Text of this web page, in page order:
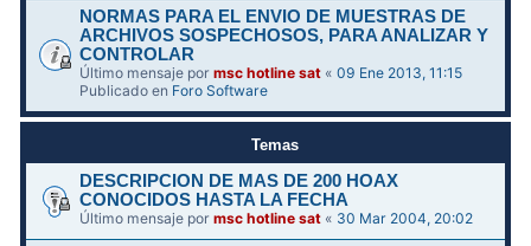
NORMAS PARA EL ENVIO DE MUESTRAS DE
ARCHIVOS SOSPECHOSOS, PARA ANALIZAR Y
CONTROLAR
Último mensaje pormsc hotline sat «09 Ene 2013, 11:15
Publicado en Foro Software
Temas
DESCRIPCION DE MAS DE 200 HOAX
CONOCIDOS HASTA LA FECHA
Último mensaje pormsc hotline sat « 30 Mar 2004, 20:02